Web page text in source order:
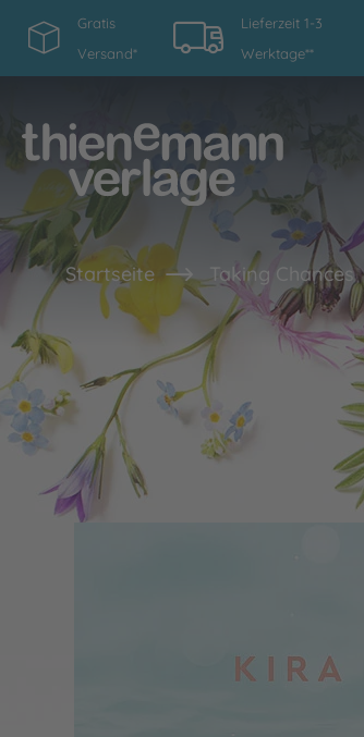
Gratis
Versand*
Lieferzeit 1-3
Werktage**
Startseite Taking Chances